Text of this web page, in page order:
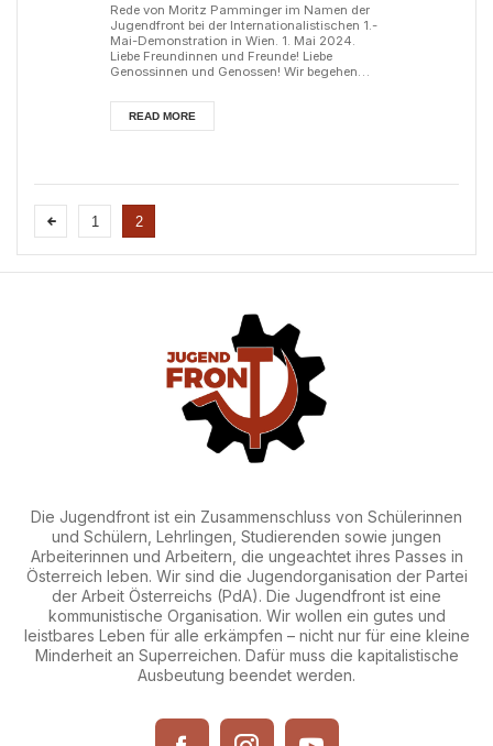
Rede von Moritz Pamminger im Namen der
Jugendfront bei der Internationalistischen 1.-
Mai-Demonstration in Wien. 1. Mai 2024.
Liebe Freundinnen und Freunde! Liebe
Genossinnen und Genossen! Wir begehen
Tag der Arbeiterklasse, angesichts steigender
kapitalistischer Ausbeutung in Österreich und
weltweit; angesichts Aufrüstung,
READ MORE
1 2
Die Jugendfront ist ein Zusammenschluss von Schülerinnen
und Schülern, Lehrlingen, Studierenden sowie jungen
Arbeiterinnen und Arbeitern, die ungeachtet ihres Passes in
Österreich leben. Wir sind die Jugendorganisation der Partei
der Arbeit Österreichs (PdA). Die Jugendfront ist eine
kommunistische Organisation. Wir wollen ein gutes und
leistbares Leben für alle erkämpfen – nicht nur für eine kleine
Minderheit an Superreichen. Dafür muss die kapitalistische
Ausbeutung beendet werden.